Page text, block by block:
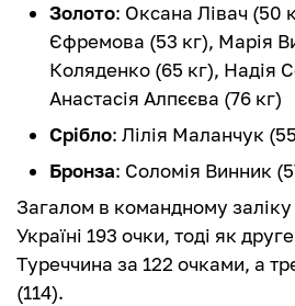
Золото: Оксана Лівач (50
Єфремова (53 кг), Марія
Коляденко (65 кг), Надія
Анастасія Алпєєва (76 кг)
Срібло: Лілія Маланчук
Бронза: Соломія Винник
Загалом в командному
Україні 193 очки, тоді як
Туреччина за 122 очками, а
(114).